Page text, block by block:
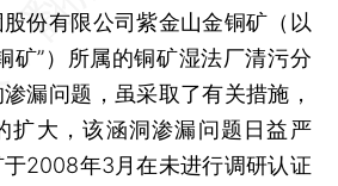
份有限公司紫金山金铜矿（以
矿”）所属的铜矿湿法厂清污分
漏问题，虽采取了有关措施，
扩大，该涵洞渗漏问题日益严
2008年3月在未进行调研认证